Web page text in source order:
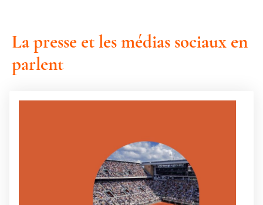
La presse et les médias sociaux en
parlent